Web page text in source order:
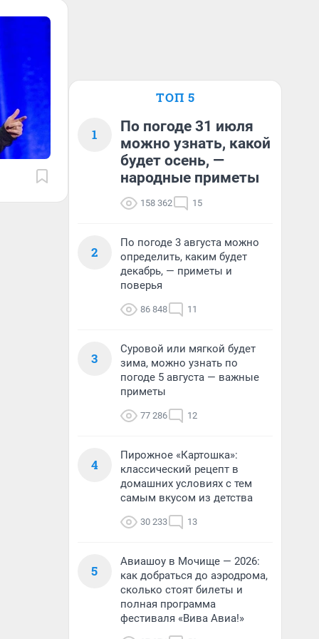
ТОП 5
1
По погоде 31 июля
можно узнать, какой
будет осень, —
народные приметы
158 362 15
2
По погоде 3 августа можно
определить, каким будет
декабрь, — приметы и
поверья
86 848 11
3
Суровой или мягкой будет
зима, можно узнать по
погоде 5 августа — важные
приметы
77 286 12
4
Пирожное «Картошка»:
классический рецепт в
домашних условиях с тем
самым вкусом из детства
30 233 13
5
Авиашоу в Мочище — 2026:
как добраться до аэродрома,
сколько стоят билеты и
полная программа
фестиваля «Вива Авиа!»